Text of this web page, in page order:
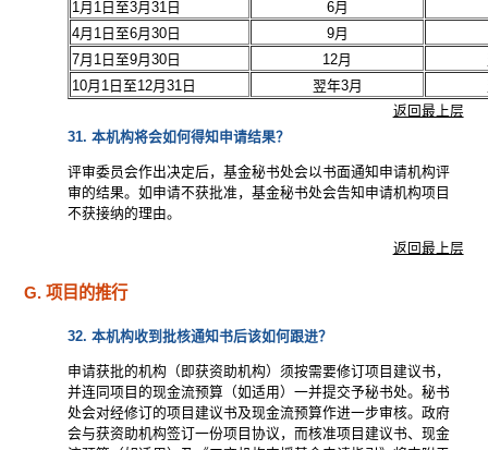
1月1日至3月31日
6月
4月1日至6月30日
9月
7月1日至9月30日
12月
10月1日至12月31日
翌年3月
返回最上层
31. 本机构将会如何得知申请结果？
评审委员会作出决定后，基金秘书处会以书面通知申请机构评
审的结果。如申请不获批准，基金秘书处会告知申请机构项目
不获接纳的理由。
返回最上层
G. 项目的推行
32. 本机构收到批核通知书后该如何跟进？
申请获批的机构（即获资助机构）须按需要修订项目建议书，
并连同项目的现金流预算（如适用）一并提交予秘书处。秘书
处会对经修订的项目建议书及现金流预算作进一步审核。政府
会与获资助机构签订一份项目协议，而核准项目建议书、现金